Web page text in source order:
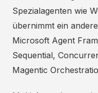
Spezialagenten wie
übernimmt ein
Microsoft Agent
Sequential,
Magentic